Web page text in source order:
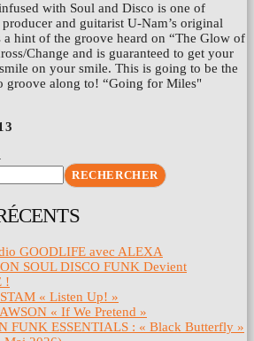
with Soul and Disco is one of
and guitarist U-Nam’s original
hint of the groove heard on “The Glow of
Change and is guaranteed to get your
on your smile. This is going to be the
groove along to! “Going for Miles"
RECHERCHER
GOODLIFE avec ALEXA
SOUL DISCO FUNK Devient
!
« Listen Up! »
« If We Pretend »
FUNK ESSENTIALS : « Black Butterfly »